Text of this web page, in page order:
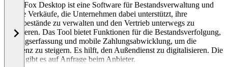
HandiFox Desktop ist eine Software für Bestandsverwaltung und
mobile Verkäufe, die Unternehmen dabei unterstützt, ihre
Lagerbestände zu verwalten und den Vertrieb unterwegs zu
optimieren. Das Tool bietet Funktionen für die Bestandsverfolgung,
Auftragserfassung und mobile Zahlungsabwicklung, um die
Effizienz zu steigern. Es hilft, den Außendienst zu digitalisieren. Die
Preise gibt es auf Anfrage beim Anbieter.